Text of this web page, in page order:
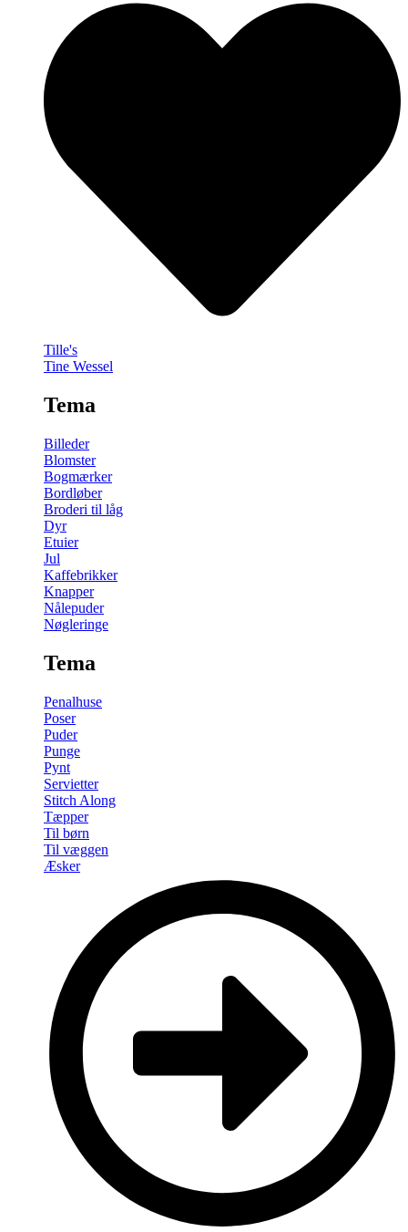
Tille's
Tine Wessel
Tema
Billeder
Blomster
Bogmærker
Bordløber
Broderi til låg
Dyr
Etuier
Jul
Kaffebrikker
Knapper
Nålepuder
Nøgleringe
Tema
Penalhuse
Poser
Puder
Punge
Pynt
Servietter
Stitch Along
Tæpper
Til børn
Til væggen
Æsker